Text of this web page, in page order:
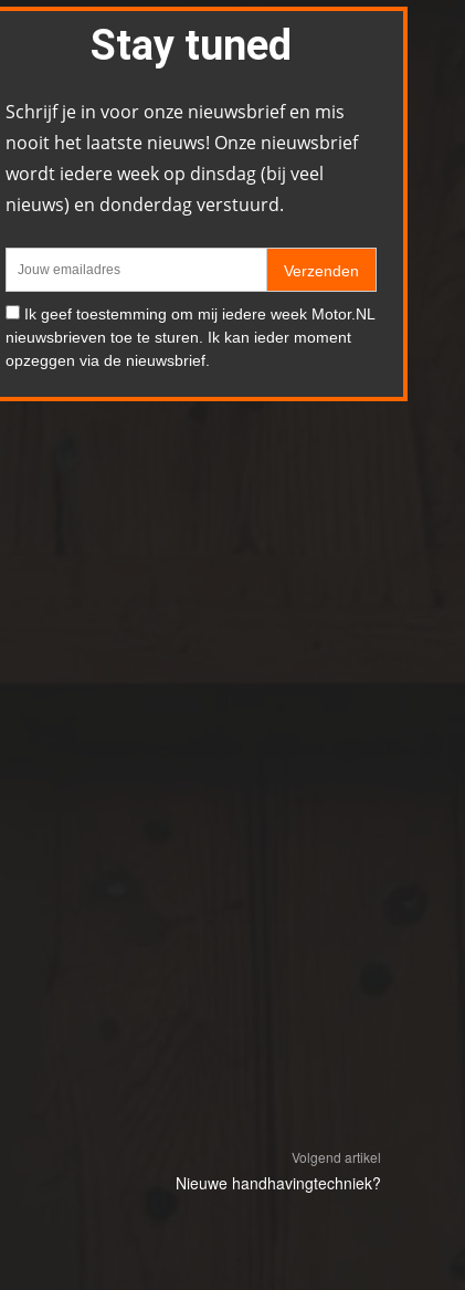
Stay tuned
Schrijf je in voor onze nieuwsbrief en mis
nooit het laatste nieuws! Onze nieuwsbrief
wordt iedere week op dinsdag (bij veel
nieuws) en donderdag verstuurd.
Verzenden
Ik geef toestemming om mij iedere week Motor.NL
nieuwsbrieven toe te sturen. Ik kan ieder moment
opzeggen via de nieuwsbrief.
Volgend artikel
Nieuwe handhavingtechniek?